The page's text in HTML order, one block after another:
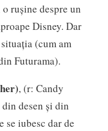
rușine despre un
Disney. Dar
(cum am
Futurama).
, (r: Candy
desen și din
se iubesc dar de